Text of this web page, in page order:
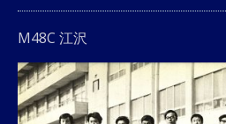
M48C 江沢